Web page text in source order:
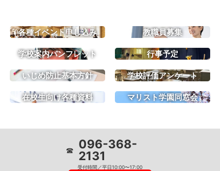
ジ
送
り
各種イベント申し込み 教職員募集
学校案内パンフレット 行事予定
いじめ防止基本方針 学校評価アンケート
在校生向け各種資料 マリスト学園同窓会
☎ 096-368-
2131
受付時間／平日10:00〜17:00